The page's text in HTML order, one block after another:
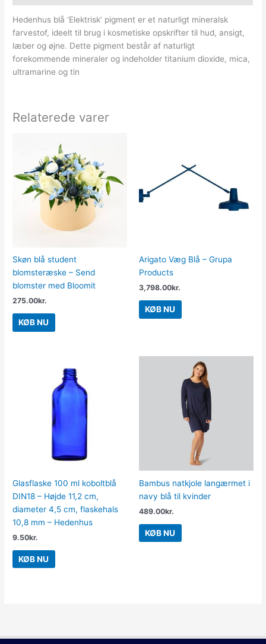
Hedenhus blå ‘Elektrisk’ pigment er et naturligt mineralsk
farvestof, ideelt til brug i kosmetiske opskrifter til hud, ansigt,
læber og øjne. Dette pigment består af naturligt
forekommende mineraler og indeholder titanium dioxide, mica,
ultramarine og tin
Relaterede varer
Skøn blå student
blomsteræske – Send
blomster med Bloomit
275.00kr.
KØB NU
Arigato Væg Blå – Grupa
Products
3,798.00kr.
KØB NU
Glasflaske 100 ml koboltblå
DIN18 – Højde 11,2 cm,
diameter 4,5 cm, flaskehals
10,8 mm – Hedenhus
9.50kr.
KØB NU
Bambus natkjole langærmet i
navy blå til kvinder
489.00kr.
KØB NU